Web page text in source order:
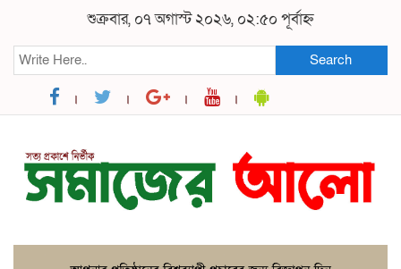
শুক্রবার, ০৭ অগাস্ট ২০২৬, ০২:৫০ পূর্বাহ্ন
Search